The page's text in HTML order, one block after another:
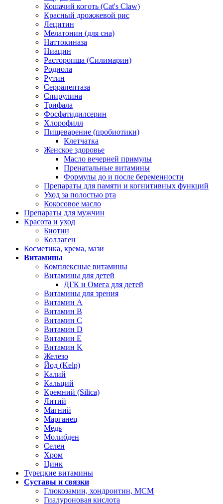
Кошачий коготь (Cat's Claw)
Красный дрожжевой рис
Лецитин
Мелатонин (для сна)
Наттокиназа
Ниацин
Расторопша (Силимарин)
Родиола
Рутин
Серрапептаза
Спирулина
Трифала
Фосфатидилсерин
Хлорофилл
Пищеварение (пробиотики)
Клетчатка
Женское здоровье
Масло вечерней примулы
Пренатальные витамины
Формулы до и после беременности
Препараты для памяти и когнитивных функций
Уход за полостью рта
Кокосовое масло
Препараты для мужчин
Красота и уход
Биотин
Коллаген
Косметика, крема, мази
Витамины
Комплексные витамины
Витамины для детей
ДГК и Омега для детей
Витамины для зрения
Витамин А
Витамин В
Витамин C
Витамин D
Витамин Е
Витамин K
Железо
Йод (Kelp)
Калий
Кальций
Кремний (Silica)
Литий
Магний
Марганец
Медь
Молибден
Селен
Хром
Цинк
Турецкие витамины
Суставы и связки
Глюкозамин, хондроитин, МСМ
Гиалуроновая кислота